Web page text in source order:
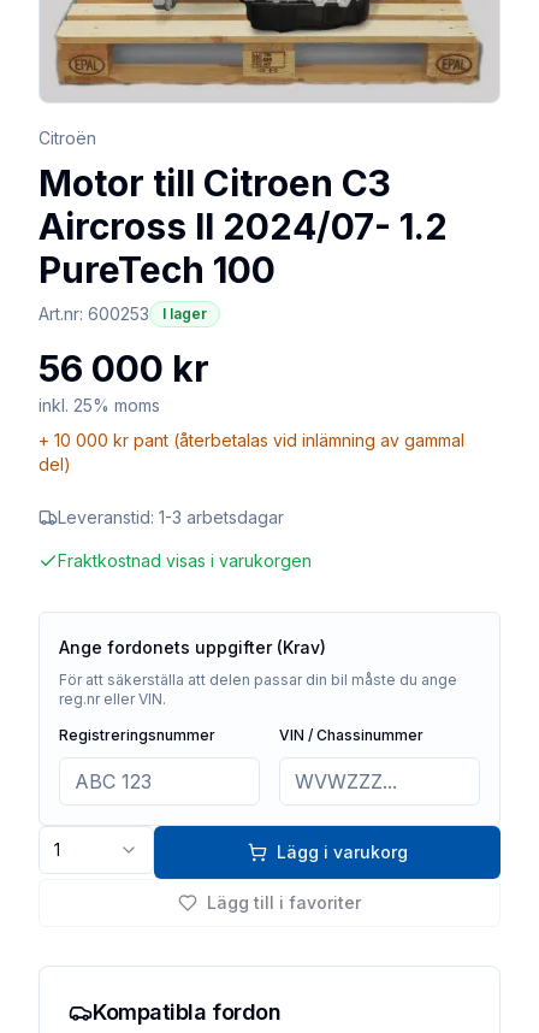
Citroën
Motor till Citroen C3
Aircross II 2024/07- 1.2
PureTech 100
Art.nr: 600253 I lager
56 000 kr
inkl. 25% moms
+ 10 000 kr pant (återbetalas vid inlämning av gammal
del)
Leveranstid: 1-3 arbetsdagar
Fraktkostnad visas i varukorgen
Ange fordonets uppgifter (Krav)
För att säkerställa att delen passar din bil måste du ange
reg.nr eller VIN.
Registreringsnummer
VIN / Chassinummer
1 Lägg i varukorg
Lägg till i favoriter
Kompatibla fordon